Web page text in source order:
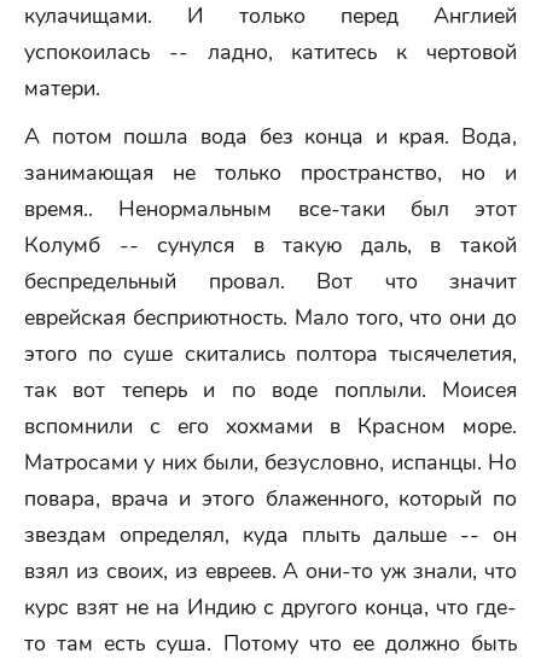
кулачищами. И только перед Англией
успокоилась -- ладно, катитесь к чертовой
матери.
А потом пошла вода без конца и края. Вода,
занимающая не только пространство, но и
время.. Ненормальным все-таки был этот
Колумб -- сунулся в такую даль, в такой
беспредельный провал. Вот что значит
еврейская бесприютность. Мало того, что они до
этого по суше скитались полтора тысячелетия,
так вот теперь и по воде поплыли. Моисея
вспомнили с его хохмами в Красном море.
Матросами у них были, безусловно, испанцы. Но
повара, врача и этого блаженного, который по
звездам определял, куда плыть дальше -- он
взял из своих, из евреев. А они-то уж знали, что
курс взят не на Индию с другого конца, что где-
то там есть суша. Потому что ее должно быть